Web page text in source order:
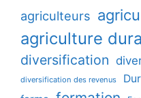
agriculteurs
agriculture
diversification
diversification des revenus